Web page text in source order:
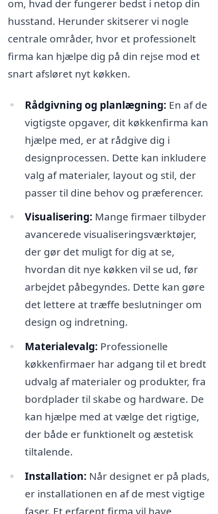
om, hvad der fungerer bedst i netop din
husstand. Herunder skitserer vi nogle
centrale områder, hvor et professionelt
firma kan hjælpe dig på din rejse mod et
snart afsløret nyt køkken.
Rådgivning og planlægning: En af de
vigtigste opgaver, dit køkkenfirma kan
hjælpe med, er at rådgive dig i
designprocessen. Dette kan inkludere
valg af materialer, layout og stil, der
passer til dine behov og præferencer.
Visualisering: Mange firmaer tilbyder
avancerede visualiseringsværktøjer,
der gør det muligt for dig at se,
hvordan dit nye køkken vil se ud, før
arbejdet påbegyndes. Dette kan gøre
det lettere at træffe beslutninger om
design og indretning.
Materialevalg: Professionelle
køkkenfirmaer har adgang til et bredt
udvalg af materialer og produkter, fra
bordplader til skabe og hardware. De
kan hjælpe med at vælge det rigtige,
der både er funktionelt og æstetisk
tiltalende.
Installation: Når designet er på plads,
er installationen en af de mest vigtige
faser. Et erfarent firma vil have